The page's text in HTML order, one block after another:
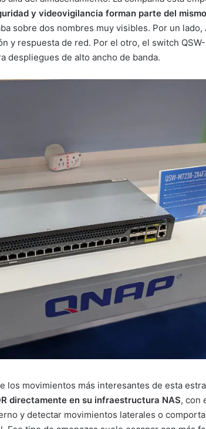
y videovigilancia forman parte del mismo
sobre dos nombres muy visibles. Por un lado,
y respuesta de red. Por el otro, el switch
despliegues de alto ancho de banda.
los movimientos más interesantes de esta
directamente en su infraestructura NAS, con
y detectar movimientos laterales o